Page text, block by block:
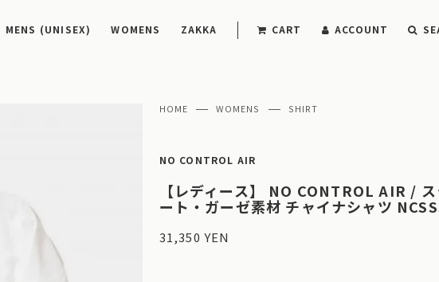
MENS (UNISEX) WOMENS ZAKKA CART ACCOUNT
HOME WOMENS SHIRT
NO CONTROL AIR
【レディース】 NO CONTROL AIR /
ート・ガーゼ素材 チャイナシャツ
31,350 YEN